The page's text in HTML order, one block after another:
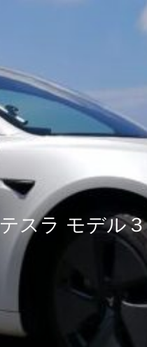
スラ モデル３